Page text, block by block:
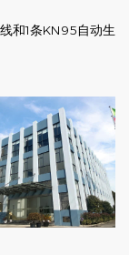
和1条KN95自动生